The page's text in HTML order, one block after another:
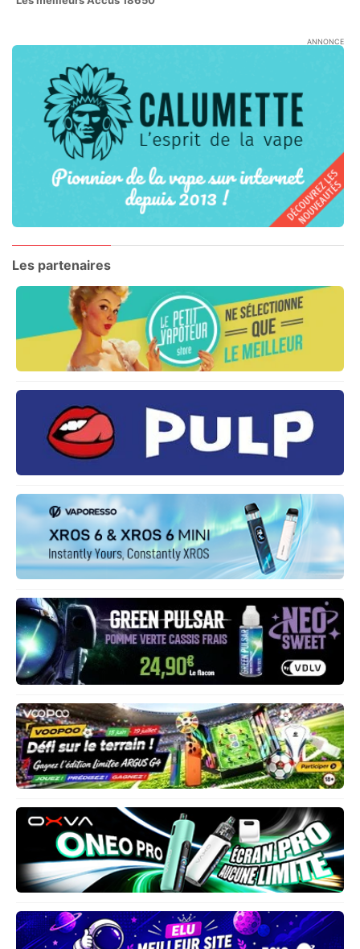
ANNONCE
Les partenaires